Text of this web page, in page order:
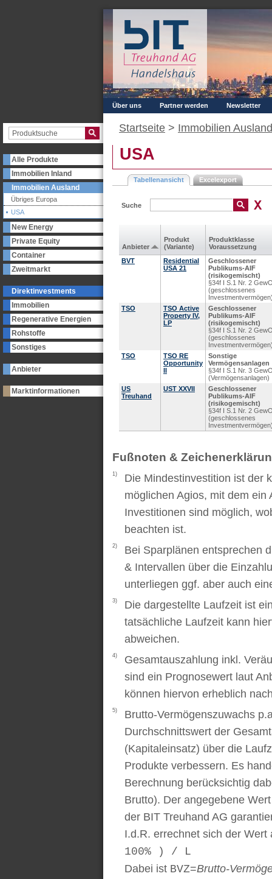
Alle Produkte
Immobilien Inland
Immobilien Ausland
Übriges Europa
USA
New Energy
Private Equity
Container
Zweitmarkt
Direktinvestments
Immobilien
Regenerative Energien
Rohstoffe
Sonstiges
Anbieter
Marktinformationen
Über uns Partner werden Newsletter
Startseite > Immobilien Ausland
USA
Tabellenansicht Excelexport
Suche
Anbieter
Produkt
(Variante)
Produkt­klasse
Voraus­setzung
BVT
Residential
USA 21
Geschlossener
Publikums-AIF
(risikogemischt)
§34f I S.1 Nr. 2
(geschlossenes
TSO
TSO Active
Property IV,
LP
Geschlossener
Publikums-AIF
(risikogemischt)
§34f I S.1 Nr. 2
(geschlossenes
TSO
TSO RE
Opportunity
II
Sonstige
Vermögensanlagen
§34f I S.1 Nr. 3
(Vermögensanlagen)
US
Treuhand
UST XXVII
Geschlossener
Publikums-AIF
(risikogemischt)
§34f I S.1 Nr. 2
(geschlossenes
Fußnoten &
1)
Die Mindestinvestition ist der
möglichen Agios, mit dem
Investitionen sind möglich,
beachten ist.
2)
Bei Sparplänen entsprechen
& Intervallen über die
unterliegen ggf. aber auch
3)
Die dargestellte Laufzeit ist
tatsächliche Laufzeit kann
abweichen.
4)
Gesamtauszahlung inkl.
sind ein Prognosewert laut
können hiervon erheblich
5)
Brutto-Vermögenszuwachs
Durchschnittswert der
(Kapitaleinsatz) über die
Produkte verbessern. Es
Berechnung berücksichtig
Brutto). Der angegebene
der BIT Treuhand AG
I.d.R. errechnet sich der
100% ) / L
Dabei ist BVZ=Brutto-